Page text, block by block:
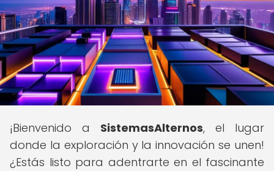
¡Bienvenido a SistemasAlternos, el lugar
donde la exploración y la innovación se unen!
¿Estás listo para adentrarte en el fascinante